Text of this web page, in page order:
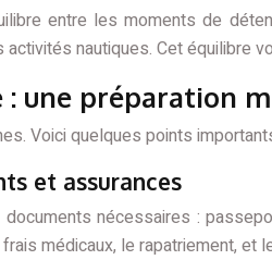
entre les moments de
nautiques. Cet
une préparation
Voici quelques points
et assurances
nécessaires :
médicaux, le rapatriement, et